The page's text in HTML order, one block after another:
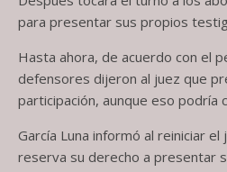
para presentar sus propios
Hasta ahora, de acuerdo con el
defensores dijeron al juez que
participación, aunque eso podría
García Luna informó al reiniciar
reserva su derecho a presentar